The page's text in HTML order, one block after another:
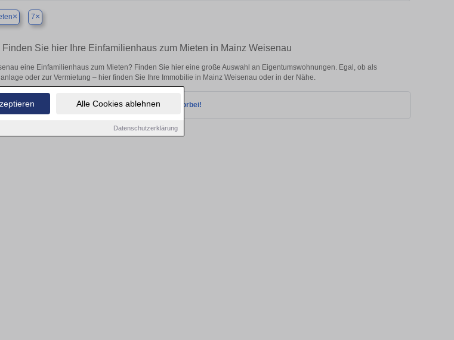
Alle Cookies ablehnen
Datenschutzerklärung
× 7×
Finden Sie hier Ihre Einfamilienhaus zum Mieten in Mainz Weisenau
eine Einfamilienhaus zum Mieten? Finden Sie hier eine große Auswahl an Eigentumswohnungen. Egal, ob als
oder zur Vermietung – hier finden Sie Ihre Immobilie in Mainz Weisenau oder in der Nähe.
Objekte finden. Schauen Sie bald wieder vorbei!